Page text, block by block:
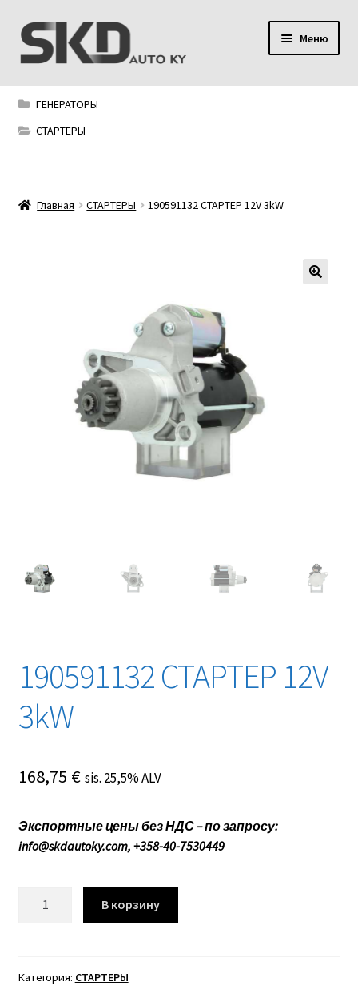
Перейти
навигации
Перейти
содержимому
Меню
SKD AUTO KY
Условия поставки
Мой аккаунт
ГЕНЕРАТОРЫ
СТАРТЕРЫ
Главная СТАРТЕРЫ 190591132 СТАРТЕР 12V 3kW
190591132 СТАРТЕР 12V
3kW
168,75 € sis. 25,5% ALV
Экспортные цены без НДС – по запросу:
info@skdautoky.com, +358-40-7530449
12V
В корзину
Категория: СТАРТЕРЫ